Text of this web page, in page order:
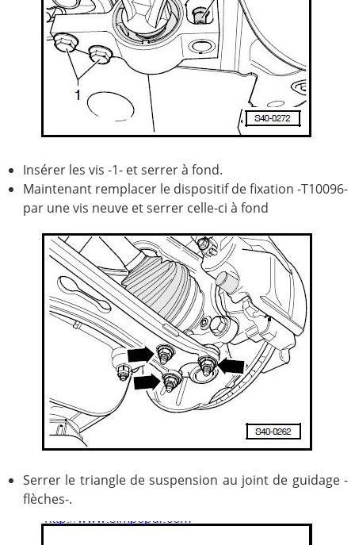
Insérer les vis -1- et serrer à fond.
Maintenant remplacer le dispositif de fixation -T10096-
par une vis neuve et serrer celle-ci à fond
Serrer le triangle de suspension au joint de guidage -
flèches-.